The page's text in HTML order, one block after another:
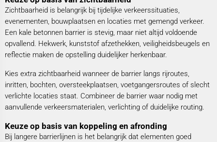
Zichtbaarheid is belangrijk bij tijdelijke verkeerssituaties,
evenementen, bouwplaatsen en locaties met gemengd verkeer.
Een kale betonnen barrier is stevig, maar niet altijd voldoende
opvallend. Hekwerk, kunststof afzethekken, veiligheidsbeugels en
reflectie maken de opstelling duidelijker herkenbaar.
Kies extra zichtbaarheid wanneer de barrier langs rijroutes,
inritten, bochten, oversteekplaatsen, voetgangersroutes of slecht
verlichte locaties staat. Combineer de barrier waar nodig met
aanvullende verkeersmaterialen, verlichting of duidelijke routing.
Keuze op basis van koppeling en afronding
Bij langere barrierlijnen is het belangrijk dat elementen goed